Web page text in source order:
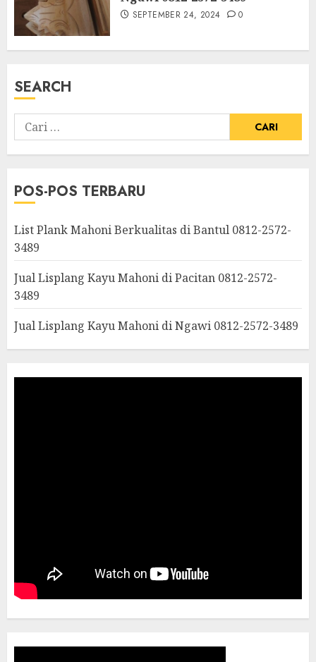
SEPTEMBER 24, 2024 0
SEARCH
POS-POS TERBARU
List Plank Mahoni Berkualitas di Bantul 0812-2572-
3489
Jual Lisplang Kayu Mahoni di Pacitan 0812-2572-
3489
Jual Lisplang Kayu Mahoni di Ngawi 0812-2572-3489